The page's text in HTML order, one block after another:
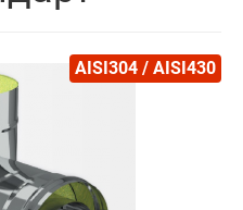
AISI304 / AISI430